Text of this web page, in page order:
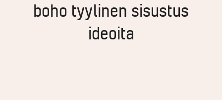
boho tyylinen sisustus
ideoita